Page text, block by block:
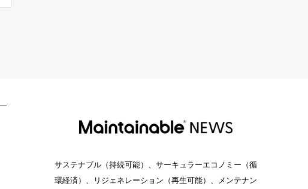
サステナブル（持続可能）、サーキュラーエコノミー（循
環経済）、リジェネレーション（再生可能）、メンテナン